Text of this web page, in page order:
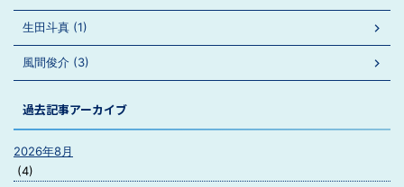
生田斗真 (1)
風間俊介 (3)
過去記事アーカイブ
2026年8月
(4)